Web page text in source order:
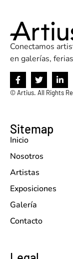
Conectamos
en galerías,
©Artius. All Rights
Sitemap
Inicio
Nosotros
Artistas
Exposiciones
Galería
Contacto